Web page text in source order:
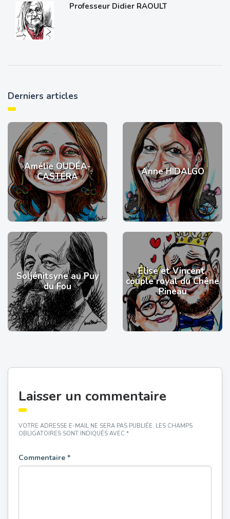
Professeur Didier RAOULT
Derniers articles
Amélie OUDÉA-
CASTÉRA
Anne HIDALGO
Soljénitsyne au Puy
du Fou
Élise et Vincent,
couple royal du Chêne
Pineau
Laisser un commentaire
VOTRE ADRESSE E-MAIL NE SERA PAS PUBLIÉE. LES CHAMPS
OBLIGATOIRES SONT INDIQUÉS AVEC *
Commentaire *